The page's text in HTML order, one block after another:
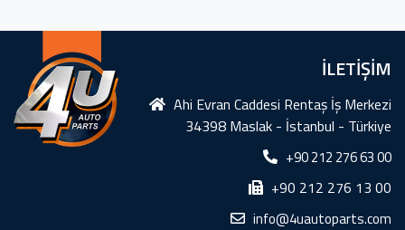
İLETİŞİM
Ahi Evran Caddesi Rentaş İş Merkezi
34398 Maslak - İstanbul - Türkiye
+90 212 276 63 00
+90 212 276 13 00
info@4uautoparts.com